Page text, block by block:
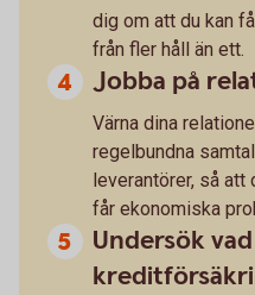
dig om att du kan
från fler håll än ett.
Jobba på
Värna dina
regelbundna
leverantörer, så att
får ekonomiska
Undersök